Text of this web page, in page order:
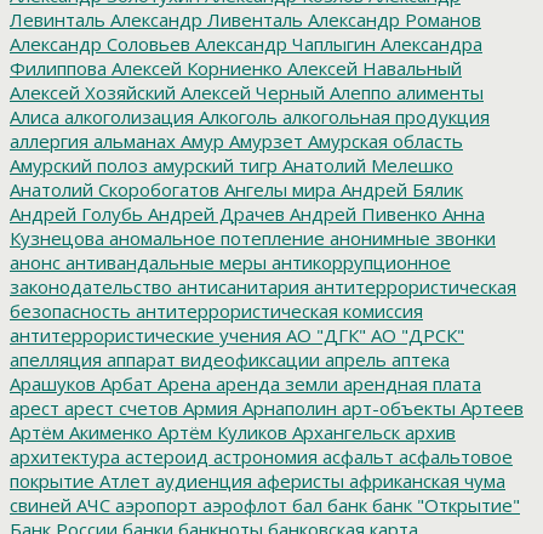
Левинталь Александр Ливенталь Александр Романов
Александр Соловьев Александр Чаплыгин Александра
Филиппова Алексей Корниенко Алексей Навальный
Алексей Хозяйский Алексей Черный Алеппо алименты
Алиса алкоголизация Алкоголь алкогольная продукция
аллергия альманах Амур Амурзет Амурская область
Амурский полоз амурский тигр Анатолий Мелешко
Анатолий Скоробогатов Ангелы мира Андрей Бялик
Андрей Голубь Андрей Драчев Андрей Пивенко Анна
Кузнецова аномальное потепление анонимные звонки
анонс антивандальные меры антикоррупционное
законодательство антисанитария антитеррористическая
безопасность антитеррористическая комиссия
антитеррористические учения АО "ДГК" АО "ДРСК"
апелляция аппарат видеофиксации апрель аптека
Арашуков Арбат Арена аренда земли арендная плата
арест арест счетов Армия Арнаполин арт-объекты Артеев
Артём Акименко Артём Куликов Архангельск архив
архитектура астероид астрономия асфальт асфальтовое
покрытие Атлет аудиенция аферисты африканская чума
свиней АЧС аэропорт аэрофлот бал банк банк "Открытие"
Банк России банки банкноты банковская карта